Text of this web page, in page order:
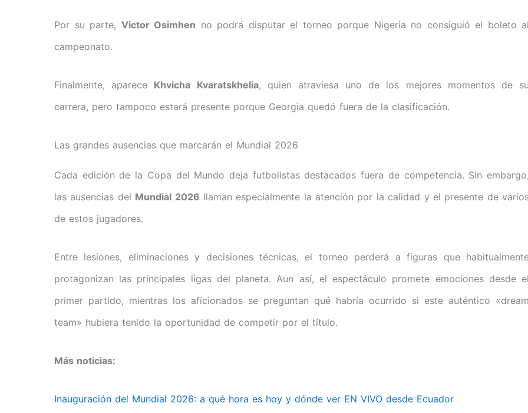
Por su parte, Victor Osimhen no podrá disputar el torneo porque Nigeria no consiguió el boleto al
campeonato.
Finalmente, aparece Khvicha Kvaratskhelia, quien atraviesa uno de los mejores momentos de su
carrera, pero tampoco estará presente porque Georgia quedó fuera de la clasificación.
Las grandes ausencias que marcarán el Mundial 2026
Cada edición de la Copa del Mundo deja futbolistas destacados fuera de competencia. Sin embargo,
las ausencias del Mundial 2026 llaman especialmente la atención por la calidad y el presente de
de estos jugadores.
Entre lesiones, eliminaciones y decisiones técnicas, el torneo perderá a figuras que
protagonizan las principales ligas del planeta. Aun así, el espectáculo promete emociones desde el
primer partido, mientras los aficionados se preguntan qué habría ocurrido si este auténtico «dream
team» hubiera tenido la oportunidad de competir por el título.
Más noticias:
Inauguración del Mundial 2026: a qué hora es hoy y dónde ver EN VIVO desde Ecuador